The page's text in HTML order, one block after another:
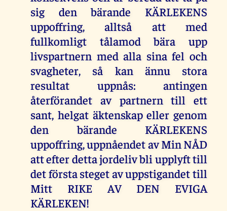
sig den bärande KÄRLEKENS
uppoffring, alltså att med
fullkomligt tålamod bära upp
livspartnern med alla sina fel och
svagheter, så kan ännu stora
resultat uppnås: antingen
återförandet av partnern till ett
sant, helgat äktenskap eller genom
den bärande KÄRLEKENS
uppoffring, uppnåendet av Min NÅD
att efter detta jordeliv bli upplyft till
det första steget av uppstigandet till
Mitt RIKE AV DEN EVIGA
KÄRLEKEN!